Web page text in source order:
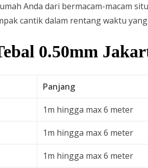
Anda dari bermacam-macam
cantik dalam rentang waktu yang
0.50mm
Panjang
1m hingga max 6 meter
1m hingga max 6 meter
1m hingga max 6 meter